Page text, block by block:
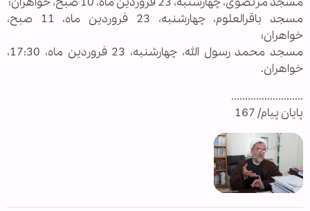
مسجد باقرالعلوم، چهارشنبه، 23 فروردین ماه، 11 صبح،
خواهران؛
مسجد محمد رسول الله، چهارشنبه، 23 فروردین ماه، 17:30،
خواهران.
..........................
پایان پیام/ 167